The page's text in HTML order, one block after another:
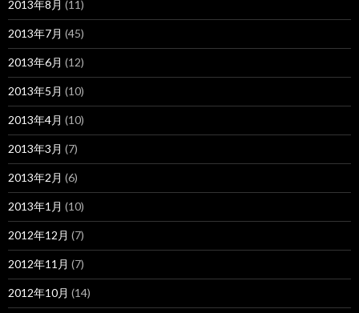
2013年8月 (11)
2013年7月 (45)
2013年6月 (12)
2013年5月 (10)
2013年4月 (10)
2013年3月 (7)
2013年2月 (6)
2013年1月 (10)
2012年12月 (7)
2012年11月 (7)
2012年10月 (14)